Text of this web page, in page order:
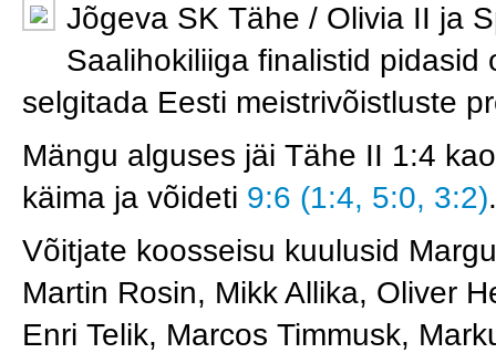
Jõgeva SK Tähe / Olivia II ja
Saalihokiliiga finalistid
selgitada Eesti meistrivõistluste
Mängu alguses jäi Tähe II 1:4
käima ja võideti 9:6 (1:4, 5:0, 3:2).
Võitjate koosseisu kuulusid
Martin Rosin, Mikk Allika, Oliver
Enri Telik, Marcos Timmusk,